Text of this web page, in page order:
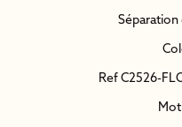
Ref C2526-